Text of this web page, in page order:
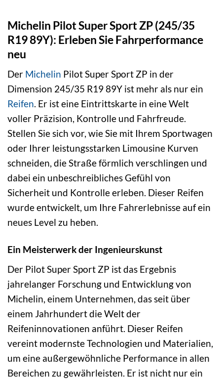
Michelin Pilot Super Sport ZP (245/35
R19 89Y): Erleben Sie Fahrperformance
neu
Der Michelin Pilot Super Sport ZP in der
Dimension 245/35 R19 89Y ist mehr als nur ein
Reifen. Er ist eine Eintrittskarte in eine Welt
voller Präzision, Kontrolle und Fahrfreude.
Stellen Sie sich vor, wie Sie mit Ihrem Sportwagen
oder Ihrer leistungsstarken Limousine Kurven
schneiden, die Straße förmlich verschlingen und
dabei ein unbeschreibliches Gefühl von
Sicherheit und Kontrolle erleben. Dieser Reifen
wurde entwickelt, um Ihre Fahrerlebnisse auf ein
neues Level zu heben.
Ein Meisterwerk der Ingenieurskunst
Der Pilot Super Sport ZP ist das Ergebnis
jahrelanger Forschung und Entwicklung von
Michelin, einem Unternehmen, das seit über
einem Jahrhundert die Welt der
Reifeninnovationen anführt. Dieser Reifen
vereint modernste Technologien und Materialien,
um eine außergewöhnliche Performance in allen
Bereichen zu gewährleisten. Er ist nicht nur ein